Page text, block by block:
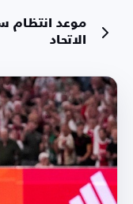
موعد انتظام
الاتحاد